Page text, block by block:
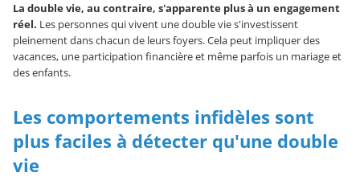
La double vie, au contraire, s'apparente plus à un engagement
réel. Les personnes qui vivent une double vie s'investissent
pleinement dans chacun de leurs foyers. Cela peut impliquer des
vacances, une participation financière et même parfois un mariage et
des enfants.
Les comportements infidèles sont
plus faciles à détecter qu'une double
vie